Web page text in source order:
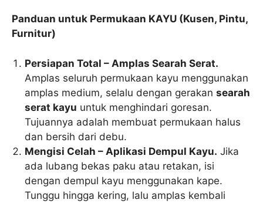
Panduan untuk Permukaan KAYU (Kusen, Pintu,
Furnitur)
Persiapan Total – Amplas Searah Serat.
Amplas seluruh permukaan kayu menggunakan
amplas medium, selalu dengan gerakansearah
serat kayu untuk menghindari goresan.
Tujuannya adalah membuat permukaan halus
dan bersih dari debu.
Mengisi Celah – Aplikasi Dempul Kayu. Jika
ada lubang bekas paku atau retakan, isi
dengan dempul kayu menggunakan kape.
Tunggu hingga kering, lalu amplas kembali